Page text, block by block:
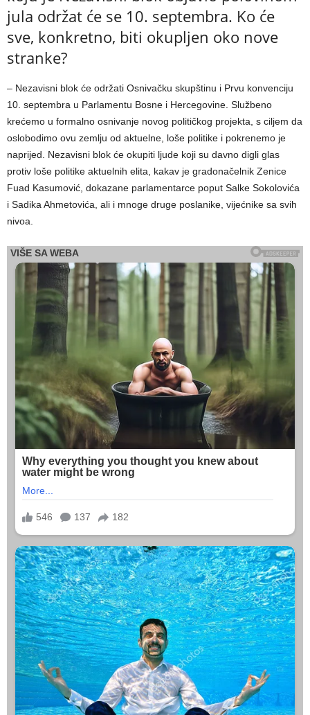
jula održat će se 10. septembra. Ko će
sve, konkretno, biti okupljen oko nove
stranke?
– Nezavisni blok će održati Osnivačku skupštinu i Prvu konvenciju
10. septembra u Parlamentu Bosne i Hercegovine. Službeno
krećemo u formalno osnivanje novog političkog projekta, s ciljem da
oslobodimo ovu zemlju od aktuelne, loše politike i pokrenemo je
naprijed. Nezavisni blok će okupiti ljude koji su davno digli glas
protiv loše politike aktuelnih elita, kakav je gradonačelnik Zenice
Fuad Kasumović, dokazane parlamentarce poput Salke Sokolovića
i Sadika Ahmetovića, ali i mnoge druge poslanike, vijećnike sa svih
nivoa.